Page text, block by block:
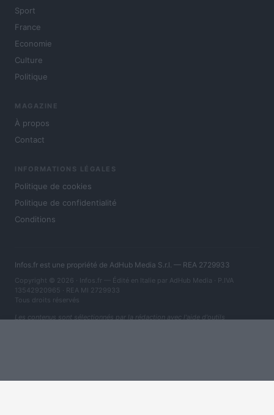
Sport
France
Economie
Culture
Politique
MAGAZINE
À propos
Contact
INFORMATIONS LÉGALES
Politique de cookies
Politique de confidentialité
Conditions
Infos.fr est une propriété de AdHub Media S.r.l. — REA 2729933
Copyright © 2026 · Infos.fr — Édité en Italie par AdHub Media · P.IVA
13542920965 · REA MI 2729933
Tous droits réservés
Les contenus sont sélectionnés par la rédaction avec l'aide d'outils